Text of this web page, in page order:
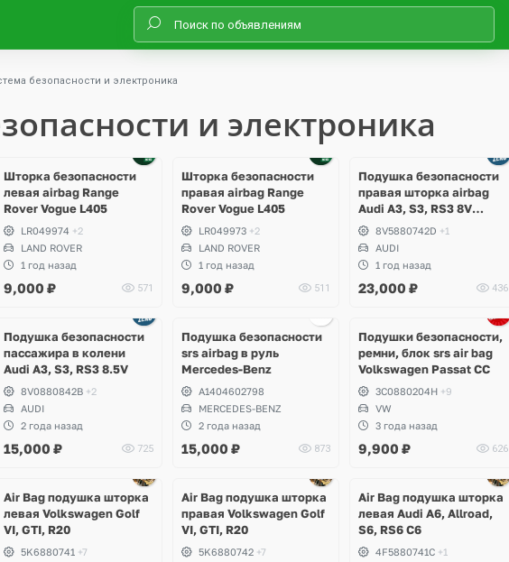
безопасности и электроника
и электроника
Шторка безопасности
левая airbag Range
Rover Vogue L405
LR049974 +2
LAND ROVER
1 год назад
9,000 ₽ 571
Шторка безопасности
правая airbag Range
Rover Vogue L405
LR049973 +2
LAND ROVER
1 год назад
9,000 ₽ 511
Подушка безопасности
правая шторка airbag
Audi A3, S3, RS3 8V
Sedan8V5880742D +1
AUDI
1 год назад
23,000 ₽ 436
Подушка безопасности
пассажира в колени
Audi A3, S3, RS3 8.5V
8V0880842B +2
AUDI
2 года назад
15,000 ₽ 725
Подушка безопасности
srs airbag в руль
Mercedes-Benz
A1404602798
MERCEDES-BENZ
2 года назад
15,000 ₽ 873
Подушки безопасности,
ремни, блок srs air bag
Volkswagen Passat CC
3C0880204H +9
VW
3 года назад
9,900 ₽ 626
Air Bag подушка шторка
левая Volkswagen Golf
VI, GTI, R20
5K6880741 +7
Air Bag подушка шторка
правая Volkswagen Golf
VI, GTI, R20
5K6880742 +7
Air Bag подушка шторка
левая Audi A6, Allroad,
S6, RS6 C6
4F5880741C +1